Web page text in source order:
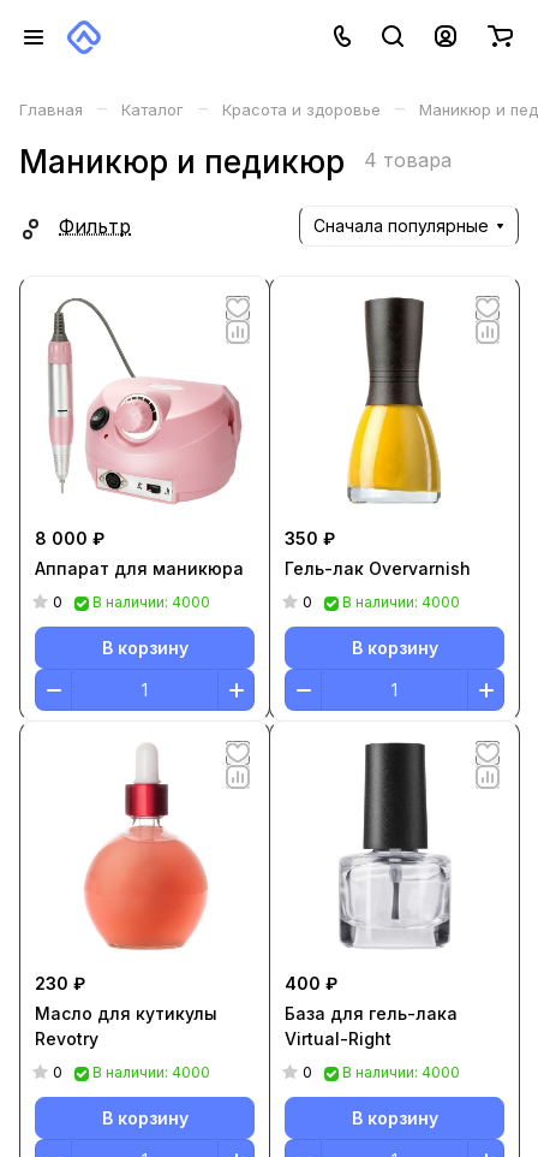
Главная – Каталог – Красота и здоровье – Маникюр и
Маникюр и педикюр 4 товара
Фильтр Сначала популярные
8 000 ₽
Аппарат для маникюра
0 В наличии: 4000
В корзину
350 ₽
Гель-лак Overvarnish
0 В наличии: 4000
В корзину
230 ₽
Масло для кутикулы
Revotry
0 В наличии: 4000
В корзину
400 ₽
База для гель-лака
Virtual-Right
0 В наличии: 4000
В корзину